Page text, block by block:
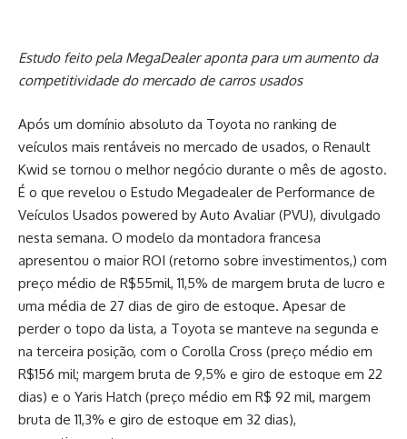
Estudo feito pela MegaDealer aponta para um aumento da
competitividade do mercado de carros usados
Após um domínio absoluto da Toyota no ranking de
veículos mais rentáveis no mercado de usados, o Renault
Kwid se tornou o melhor negócio durante o mês de agosto.
É o que revelou o Estudo Megadealer de Performance de
Veículos Usados powered by Auto Avaliar (PVU), divulgado
nesta semana. O modelo da montadora francesa
apresentou o maior ROI (retorno sobre investimentos,) com
preço médio de R$55mil, 11,5% de margem bruta de lucro e
uma média de 27 dias de giro de estoque. Apesar de
perder o topo da lista, a Toyota se manteve na segunda e
na terceira posição, com o Corolla Cross (preço médio em
R$156 mil; margem bruta de 9,5% e giro de estoque em 22
dias) e o Yaris Hatch (preço médio em R$ 92 mil, margem
bruta de 11,3% e giro de estoque em 32 dias),